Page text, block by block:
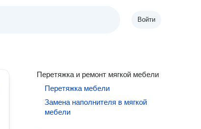
Войти
Перетяжка и ремонт мягкой мебели
Перетяжка мебели
Замена наполнителя в мягкой
мебели